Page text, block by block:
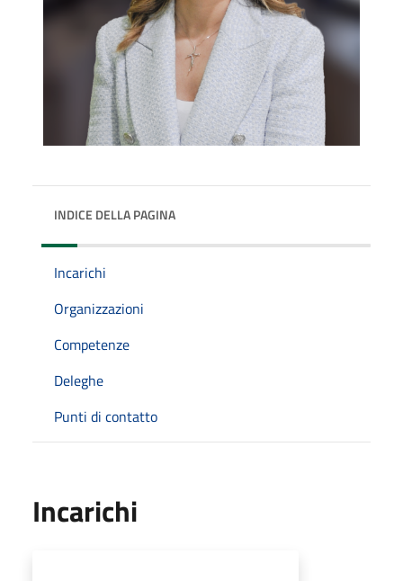
INDICE DELLA PAGINA
Incarichi
Organizzazioni
Competenze
Deleghe
Punti di contatto
Incarichi